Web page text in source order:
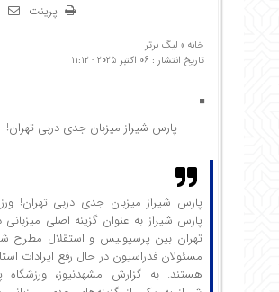
پرینت
خانه » لیگ برتر
تاریخ انتشار : 06 اکتبر 2025 - 11:12 |
پارس شیراز میزبان جدی دربی تهران!
پارس شیراز میزبان جدی دربی تهران!
پارس شیراز به عنوان گزینه اصلی میزبانی
تهران بین پرسپولیس و استقلال مطرح
مسئولان فدراسیون در حال رفع ایرادات
هستند. به گزارش مشهدنیوز،‌ ورزشگاه